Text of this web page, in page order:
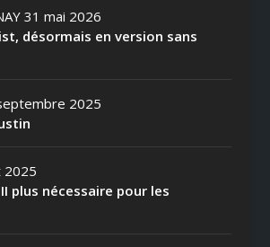
31 mai 2026
désormais en version sans
2025
2025
plus nécessaire pour les